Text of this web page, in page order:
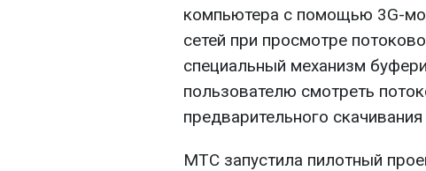
компьютера с помощью 3G-
сетей при просмотре
специальный механизм
пользователю смотреть
предварительного
МТС запустила пилотный